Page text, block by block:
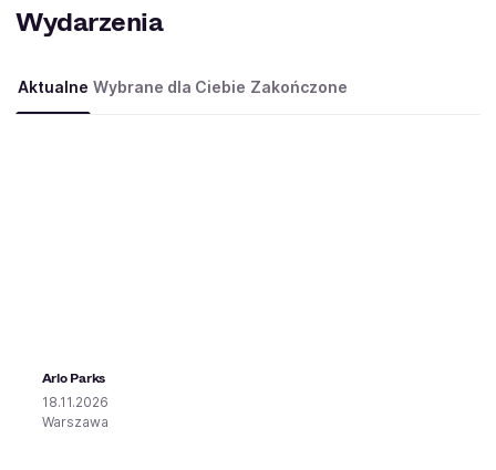
Wydarzenia
Aktualne Wybrane dla Ciebie Zakończone
Arlo Parks
18.11.2026
Warszawa